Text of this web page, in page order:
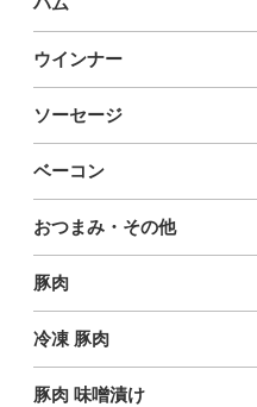
ウインナー
ソーセージ
ベーコン
おつまみ・その他
豚肉
冷凍 豚肉
豚肉 味噌漬け